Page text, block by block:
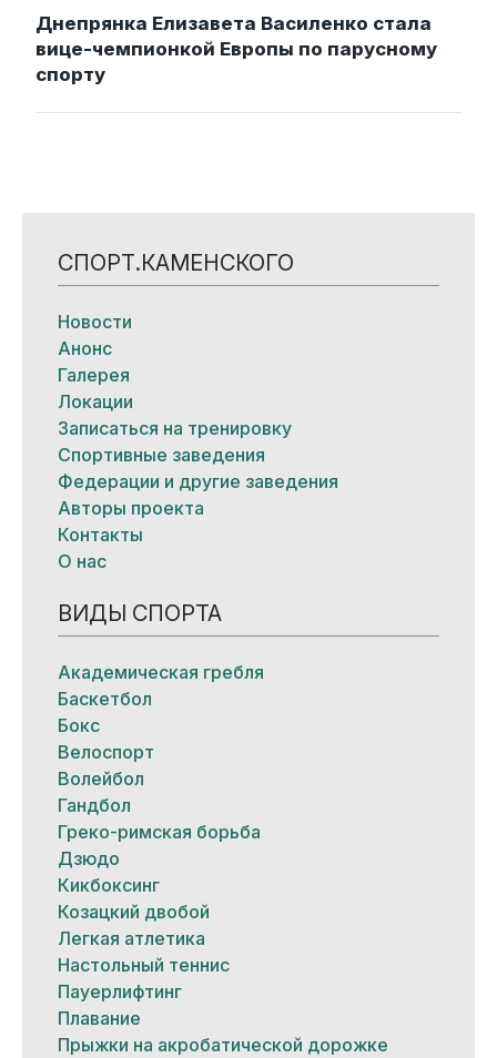
Днепрянка Елизавета Василенко стала
вице-чемпионкой Европы по парусному
спорту
СПОРТ.КАМЕНСКОГО
Новости
Анонс
Галерея
Локации
Записаться на тренировку
Спортивные заведения
Федерации и другие заведения
Авторы проекта
Контакты
О нас
ВИДЫ СПОРТА
Академическая гребля
Баскетбол
Бокс
Велоспорт
Волейбол
Гандбол
Греко-римская борьба
Дзюдо
Кикбоксинг
Козацкий двобой
Легкая атлетика
Настольный теннис
Пауерлифтинг
Плавание
Прыжки на акробатической дорожке